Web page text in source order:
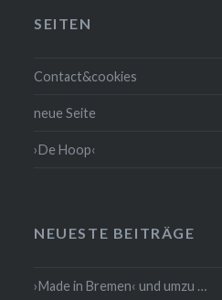
SEITEN
Contact&cookies
neue Seite
›De Hoop‹
NEUESTE BEITRÄGE
›Made in Bremen‹ und umzu …